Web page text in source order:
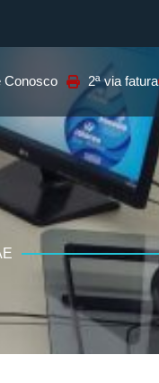
Conosco 2ª via fatura